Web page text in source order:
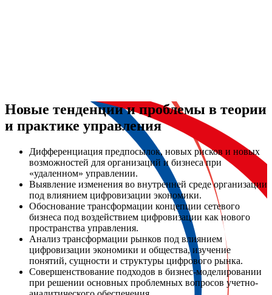
Новые тенденции и проблемы в теории
и практике управления
Дифференциация предпосылок, новых рисков и новых
возможностей для организаций и бизнеса при
«удаленном» управлении.
Выявление изменения во внутренней среде организации
под влиянием цифровизации экономики.
Обоснование трансформации концепции сетевого
бизнеса под воздействием цифровизации как нового
пространства управления.
Анализ трансформации рынков под влиянием
цифровизации экономики и общества, изучение
понятий, сущности и структуры цифрового рынка.
Совершенствование подходов в бизнес-моделировании
при решении основных проблемных вопросов учетно-